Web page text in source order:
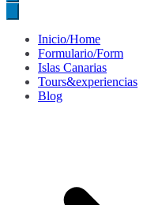
Inicio/Home
Formulario/Form
Islas Canarias
Tours&experiencias
Blog